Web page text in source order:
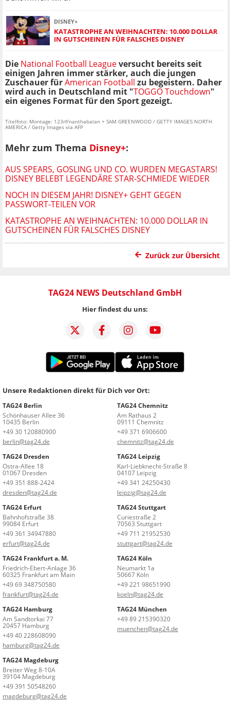
DISNEY+
KATASTROPHE AN WEIHNACHTEN: 10.000 DOLLAR
IN GUTSCHEINEN FÜR FALSCHES DISNEY
Die National Football Leagueversucht bereits seit
einigen Jahren immer stärker, auch die jungen
Zuschauer fürAmerican Football zu begeistern. Daher
wird auch in Deutschland mit "TOGGO Touchdown"
ein eigenes Format für den Sport gezeigt.
Titelfoto: Montage: 123rf/nanthabalan + SAM GREENWOOD / GETTY IMAGES NORTH
AMERICA / Getty Images via AFP
Mehr zum Thema Disney+:
AUS SPEARS, GOSLING UND CO. WURDEN MEGASTARS!
DISNEY BELEBT LEGENDÄRE STAR-SCHMIEDE WIEDER
NOCH IN DIESEM JAHR! DISNEY+ GEHT GEGEN
PASSWORT-TEILEN VOR
KATASTROPHE AN WEIHNACHTEN: 10.000 DOLLAR IN
GUTSCHEINEN FÜR FALSCHES DISNEY
Zurück zur Übersicht
TAG24 NEWS Deutschland GmbH
Hier findest du uns:
Unsere Redaktionen direkt für Dich vor Ort:
TAG24 Berlin
Schönhauser Allee 36
10435 Berlin
+49 30 120880900
berlin@tag24.de
TAG24 Chemnitz
Am Rathaus 2
09111 Chemnitz
+49 371 6906600
chemnitz@tag24.de
TAG24 Dresden
Ostra-Allee 18
01067 Dresden
+49 351 888-2424
dresden@tag24.de
TAG24 Leipzig
Karl-Liebknecht-Straße 8
04107 Leipzig
+49 341 24250430
leipzig@tag24.de
TAG24 Erfurt
Bahnhofstraße 38
99084 Erfurt
+49 361 34947880
erfurt@tag24.de
TAG24 Stuttgart
Curiestraße 2
70563 Stuttgart
+49 711 21952530
stuttgart@tag24.de
TAG24 Frankfurt a. M.
Friedrich-Ebert-Anlage 36
60325 Frankfurt am Main
+49 69 348750580
frankfurt@tag24.de
TAG24 Köln
Neumarkt 1a
50667 Köln
+49 221 98651990
koeln@tag24.de
TAG24 Hamburg
Am Sandtorkai 77
20457 Hamburg
+49 40 228608090
hamburg@tag24.de
TAG24 München
+49 89 215390320
muenchen@tag24.de
TAG24 Magdeburg
Breiter Weg 8-10A
39104 Magdeburg
+49 391 50548260
magdeburg@tag24.de